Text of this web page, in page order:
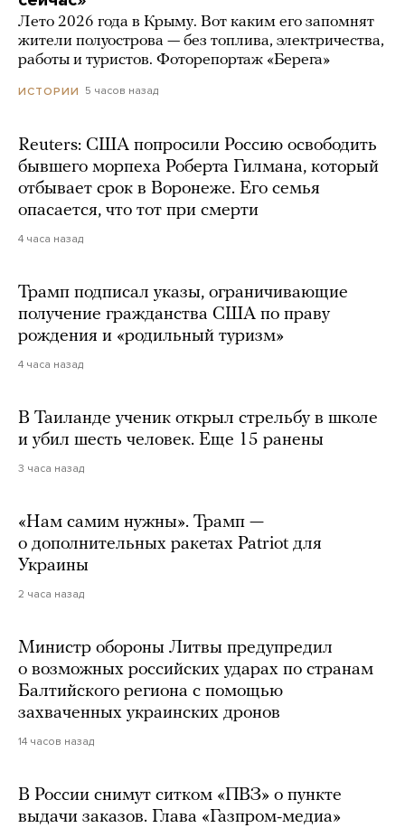
Лето 2026 года в Крыму. Вот каким его запомнят
жители полуострова — без топлива, электричества,
работы и туристов. Фоторепортаж «Берега»
ИСТОРИИ 5 часов назад
Reuters: США попросили Россию освободить
бывшего морпеха Роберта Гилмана, который
отбывает срок в Воронеже. Его семья
опасается, что тот при смерти
4 часа назад
Трамп подписал указы, ограничивающие
получение гражданства США по праву
рождения и «родильный туризм»
4 часа назад
В Таиланде ученик открыл стрельбу в школе
и убил шесть человек. Еще 15 ранены
3 часа назад
«Нам самим нужны». Трамп —
о дополнительных ракетах Patriot для
Украины
2 часа назад
Министр обороны Литвы предупредил
о возможных российских ударах по странам
Балтийского региона с помощью
захваченных украинских дронов
14 часов назад
В России снимут ситком «ПВЗ» о пункте
выдачи заказов. Глава «Газпром-медиа»